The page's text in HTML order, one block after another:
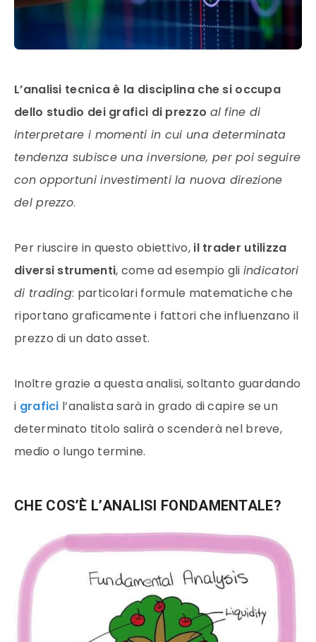
L’analisi tecnica è la disciplina che si occupa
dello studio dei grafici di prezzo al fine di
interpretare i momenti in cui una determinata
tendenza subisce una inversione, per poi seguire
con opportuni investimenti la nuova direzione
del prezzo.
Per riuscire in questo obiettivo, il trader utilizza
diversi strumenti, come ad esempio gli indicatori
di trading: particolari formule matematiche che
riportano graficamente i fattori che influenzano il
prezzo di un dato asset.
Inoltre grazie a questa analisi, soltanto guardando
i grafici l’analista sarà in grado di capire se un
determinato titolo salirà o scenderà nel breve,
medio o lungo termine.
CHE COS’È L’ANALISI FONDAMENTALE?